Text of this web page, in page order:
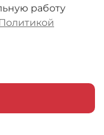
работу
Политикой